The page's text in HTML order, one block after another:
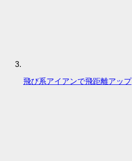
飛び系アイアンで飛距離アップ